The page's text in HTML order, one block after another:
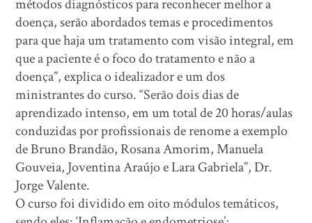
métodos diagnósticos para reconhecer melhor a
doença, serão abordados temas e procedimentos
para que haja um tratamento com visão integral, em
que a paciente é o foco do tratamento e não a
doença”, explica o idealizador e um dos
ministrantes do curso. “Serão dois dias de
aprendizado intenso, em um total de 20 horas/aulas
conduzidas por profissionais de renome a exemplo
de Bruno Brandão, Rosana Amorim, Manuela
Gouveia, Joventina Araújo e Lara Gabriela”, Dr.
Jorge Valente.
O curso foi dividido em oito módulos temáticos,